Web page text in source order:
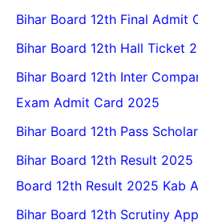
Bihar Board 12th Final Admit
Bihar Board 12th Hall Ticket
Bihar Board 12th Inter
Exam Admit Card 2025
Bihar Board 12th Pass
Bihar Board 12th Result 2025
Board 12th Result 2025 Kab
Bihar Board 12th Scrutiny